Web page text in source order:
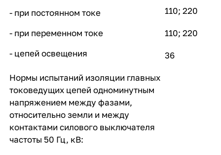
- при постоянном токе
- при переменном токе
- цепей освещения
110; 220
110; 220
36
Нормы испытаний изоляции главных
токоведущих цепей одноминутным
напряжением между фазами,
относительно земли и между
контактами силового выключателя
частоты 50 Гц, кВ: